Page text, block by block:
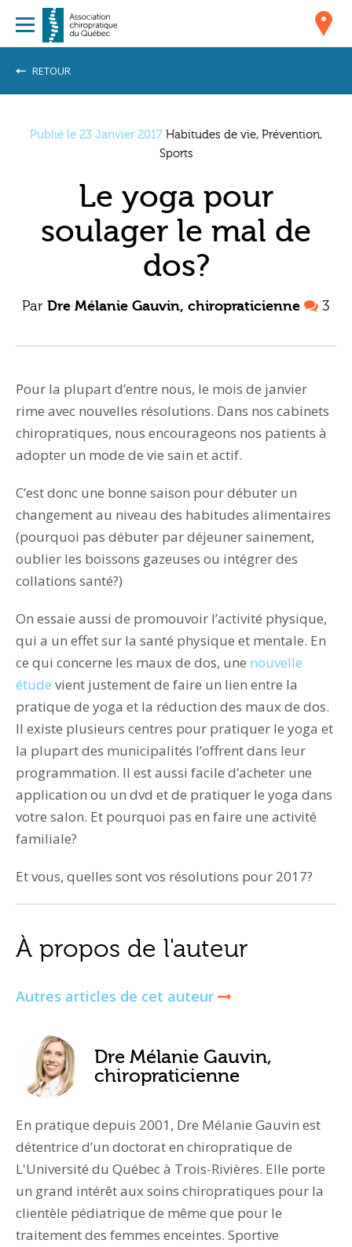
RETOUR
Publié le 23 Janvier 2017 Habitudes de vie, Prévention,
Sports
Le yoga pour
soulager le mal de
dos?
Par Dre Mélanie Gauvin, chiropraticienne 3
Pour la plupart d’entre nous, le mois de janvier
rime avec nouvelles résolutions. Dans nos cabinets
chiropratiques, nous encourageons nos patients à
adopter un mode de vie sain et actif.
C’est donc une bonne saison pour débuter un
changement au niveau des habitudes alimentaires
(pourquoi pas débuter par déjeuner sainement,
oublier les boissons gazeuses ou intégrer des
collations santé?)
On essaie aussi de promouvoir l’activité physique,
qui a un effet sur la santé physique et mentale. En
ce qui concerne les maux de dos, une nouvelle
étude vient justement de faire un lien entre la
pratique de yoga et la réduction des maux de dos.
Il existe plusieurs centres pour pratiquer le yoga et
la plupart des municipalités l’offrent dans leur
programmation. Il est aussi facile d’acheter une
application ou un dvd et de pratiquer le yoga dans
votre salon. Et pourquoi pas en faire une activité
familiale?
Et vous, quelles sont vos résolutions pour 2017?
À propos de l'auteur
Autres articles de cet auteur
Dre Mélanie Gauvin,
chiropraticienne
En pratique depuis 2001, Dre Mélanie Gauvin est
détentrice d’un doctorat en chiropratique de
L'Université du Québec à Trois-Rivières. Elle porte
un grand intérêt aux soins chiropratiques pour la
clientèle pédiatrique de même que pour le
traitement des femmes enceintes. Sportive